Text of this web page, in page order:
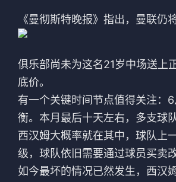
意甲
法甲
中超
欧冠
《曼彻斯特晚报》指出，曼联
俱乐部尚未为这名21岁中场送上
底价。
有一个关键时间节点值得关注：
衡。本月最后十天左右，多支球
西汉姆大概率就在其中，球队上
级，球队依旧需要通过球员买卖
如今最坏的情况已然发生，西汉